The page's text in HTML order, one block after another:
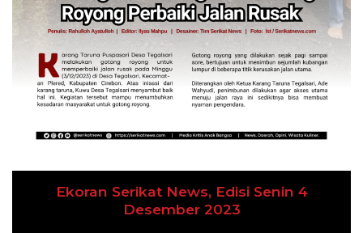
Ekoran Serikat News, Edisi Kamis 9
November 2023